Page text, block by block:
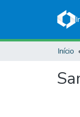
Início